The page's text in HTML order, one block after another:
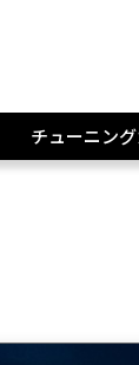
チューニン